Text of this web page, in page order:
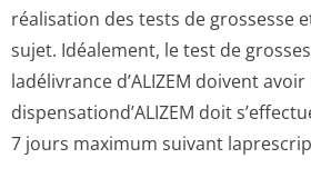
réalisation des tests de grossesse
sujet. Idéalement, le test de
ladélivrance d’ALIZEM doivent
dispensationd’A­LIZEM doit
7 jours maximum suivant